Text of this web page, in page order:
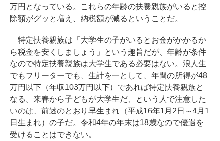
万円となっている。これらの年齢の扶養親族がいると控
除額がグッと増え、納税額が減るということだ。
特定扶養親族は「大学生の子がいるとお金がかかるか
ら税金を安くしましょう」という趣旨だが、年齢が条件
なので特定扶養親族は大学生である必要はない。浪人生
でもフリーターでも、生計を一として、年間の所得が48
万円以下（年収103万円以下）であれば特定扶養親族と
なる。来春から子どもが大学生だ、という人で注意した
いのは、前述のとおり早生まれ（平成16年1月2日～4月1
日生まれ）の子だ。令和4年の年末は18歳なので優遇を
受けることはできない。